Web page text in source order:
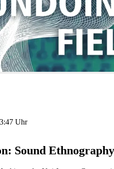
Uhr
Sound